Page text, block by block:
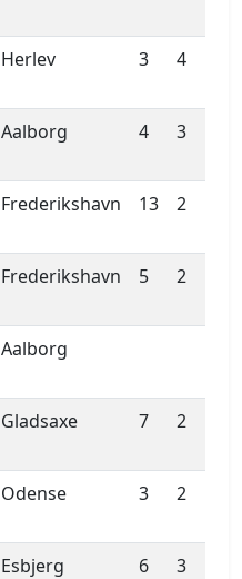
Herlev 3 4
Aalborg 4 3
Frederikshavn 13 2
Frederikshavn 5 2
Aalborg
Gladsaxe 7 2
Odense 3 2
Esbjerg 6 3